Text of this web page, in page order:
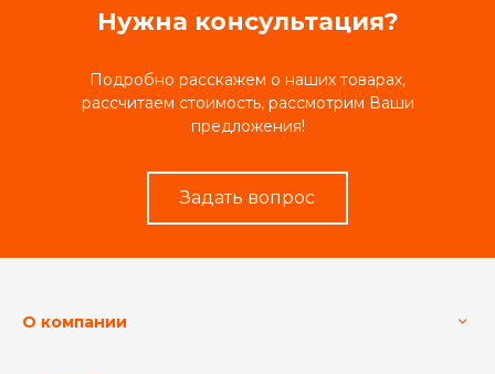
Нужна консультация?
Подробно расскажем о наших товарах,
рассчитаем стоимость, рассмотрим Ваши
предложения!
Задать вопрос
О компании